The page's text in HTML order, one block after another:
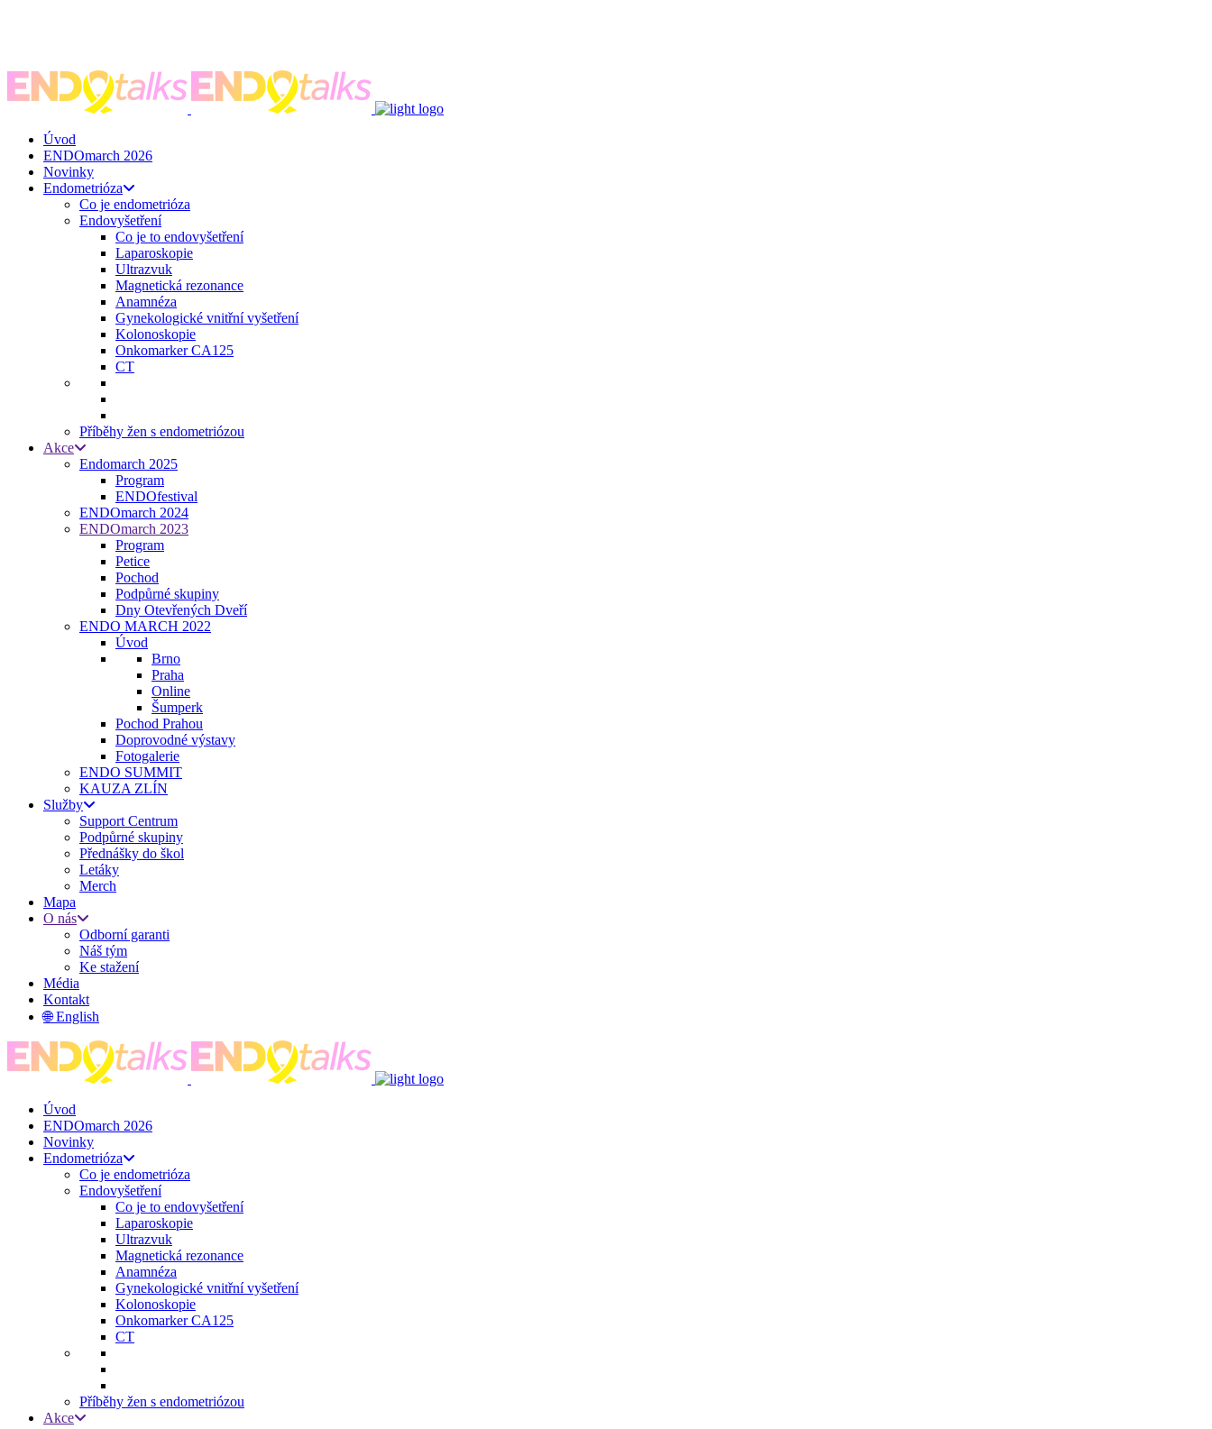
Úvod
ENDOmarch 2026
Novinky
Endometrióza
Co je endometrióza
Endovyšetření
Co je to endovyšetření
Laparoskopie
Ultrazvuk
Magnetická rezonance
Anamnéza
Gynekologické vnitřní vyšetření
Kolonoskopie
Onkomarker CA125
CT
Příběhy žen s endometriózou
Akce
Endomarch 2025
Program
ENDOfestival
ENDOmarch 2024
ENDOmarch 2023
Program
Petice
Pochod
Podpůrné skupiny
Dny Otevřených Dveří
ENDO MARCH 2022
Úvod
Brno
Praha
Online
Šumperk
Pochod Prahou
Doprovodné výstavy
Fotogalerie
ENDO SUMMIT
KAUZA ZLÍN
Služby
Support Centrum
Podpůrné skupiny
Přednášky do škol
Letáky
Merch
Mapa
O nás
Odborní garanti
Náš tým
Ke stažení
Média
Kontakt
🌐 English
Úvod
ENDOmarch 2026
Novinky
Endometrióza
Co je endometrióza
Endovyšetření
Co je to endovyšetření
Laparoskopie
Ultrazvuk
Magnetická rezonance
Anamnéza
Gynekologické vnitřní vyšetření
Kolonoskopie
Onkomarker CA125
CT
Příběhy žen s endometriózou
Akce